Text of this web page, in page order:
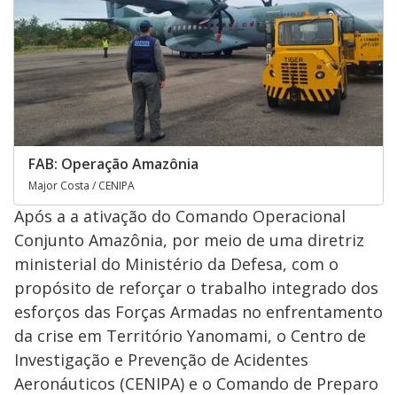
FAB: Operação Amazônia
Major Costa / CENIPA
Após a a ativação do Comando Operacional
Conjunto Amazônia, por meio de uma diretriz
ministerial do Ministério da Defesa, com o
propósito de reforçar o trabalho integrado dos
esforços das Forças Armadas no enfrentamento
da crise em Território Yanomami, o Centro de
Investigação e Prevenção de Acidentes
Aeronáuticos (CENIPA) e o Comando de Preparo